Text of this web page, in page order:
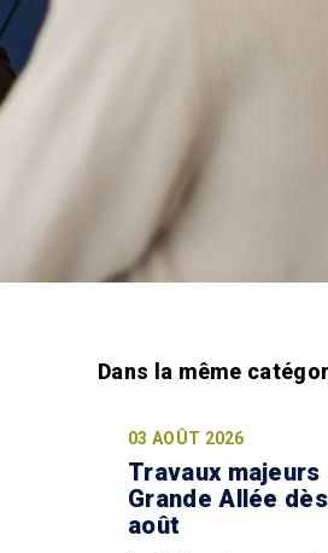
03 AOÛT 2026
Travaux majeurs
Grande Allée
août